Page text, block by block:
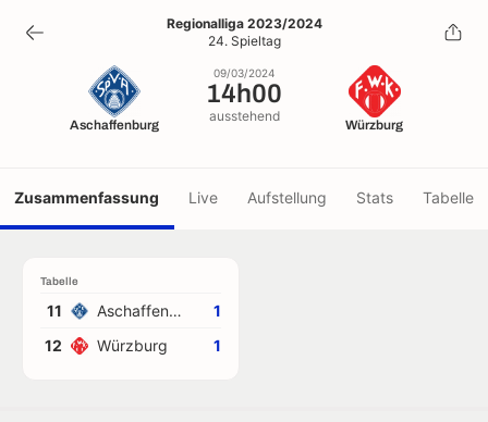
14h00
09/03/2024
Regionalliga 2023/2024
24. Spieltag
Aschaffenburg
09/03/2024
14h00
ausstehend
Würzburg
Zusammenfassung Live Aufstellung Stats Tabelle
Tabelle
11 Aschaffenburg
1
12
Würzburg 1